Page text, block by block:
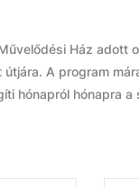
Ház adott
A program
hónapról hónapra a